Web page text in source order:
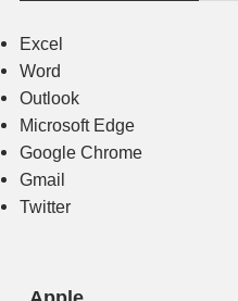
Excel
Word
Outlook
Microsoft Edge
Google Chrome
Gmail
Twitter